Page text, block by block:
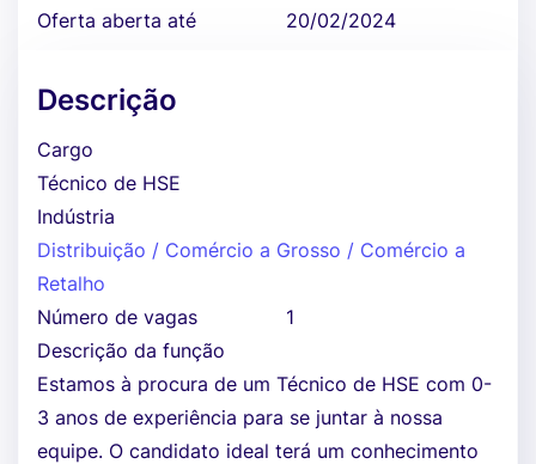
Oferta aberta até
20/02/2024
Descrição
Cargo
Técnico de HSE
Indústria
Distribuição / Comércio a Grosso / Comércio a
Retalho
Número de vagas
1
Descrição da função
Estamos à procura de um Técnico de HSE com 0-
3 anos de experiência para se juntar à nossa
equipe. O candidato ideal terá um conhecimento